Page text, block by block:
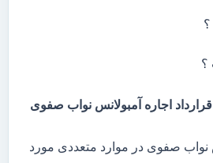
؟
قرارداد اجاره آمبولانس نواب صفوی
نواب صفوی در موارد متعددی مورد